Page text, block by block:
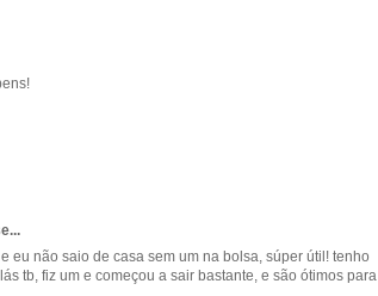
eu não saio de casa sem um na bolsa, súper útil! tenho
tb, fiz um e começou a sair bastante, e são ótimos para